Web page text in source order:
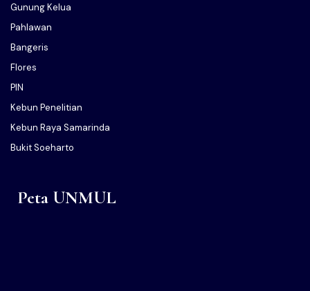
Gunung Kelua
Pahlawan
Bangeris
Flores
PIN
Kebun Penelitian
Kebun Raya Samarinda
Bukit Soeharto
Peta UNMUL